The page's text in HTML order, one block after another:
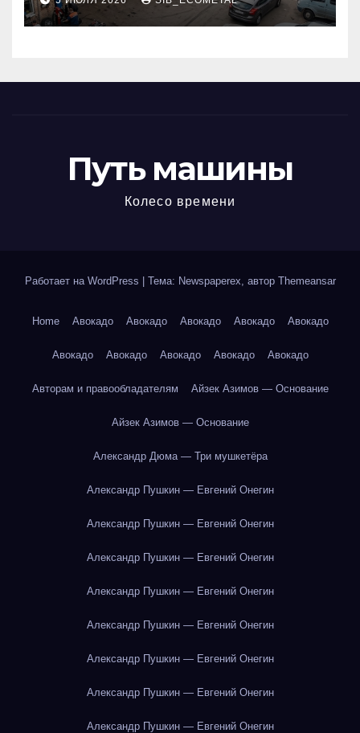
МКАД
Путь машины
Колесо времени
Работает на WordPress Тема: Newspaperex, автор Themeansar
Home Авокадо Авокадо Авокадо Авокадо Авокадо
Авокадо Авокадо Авокадо Авокадо Авокадо
Авторам и правообладателям Айзек Азимов — Основание
Айзек Азимов — Основание
Александр Дюма — Три мушкетёра
Александр Пушкин — Евгений Онегин
Александр Пушкин — Евгений Онегин
Александр Пушкин — Евгений Онегин
Александр Пушкин — Евгений Онегин
Александр Пушкин — Евгений Онегин
Александр Пушкин — Евгений Онегин
Александр Пушкин — Евгений Онегин
Александр Пушкин — Евгений Онегин